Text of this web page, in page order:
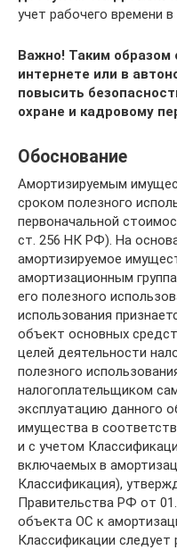
учет рабочего времени
Важно! Таким образом
интернете или в
повысить
охране и кадровому
Обоснование
Амортизируемым
сроком полезного
первоначальной
ст. 256 НК РФ). На
амортизируемое
амортизационным
его полезного
использования
объект основных
целей деятельности
полезного
налогоплательщиком
эксплуатацию данного
имущества в
и с учетом
включаемых в
Классификация),
Правительства РФ от
объекта ОС к
Классификации следует